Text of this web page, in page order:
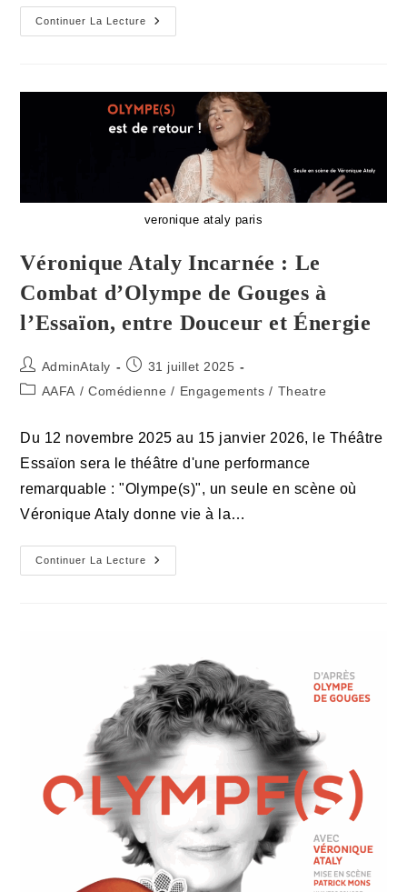
Continuer La Lecture
Revue
De
Beaux
Mots
!
veronique ataly paris
Véronique Ataly Incarnée : Le
Combat d’Olympe de Gouges à
l’Essaïon, entre Douceur et Énergie
Auteur/autrice
de
AdminAtaly
Publication
publiée :
31 juillet 2025
PostAAFA / Comédienne / Engagements / Theatre
Du 12 novembre 2025 au 15 janvier 2026, le Théâtre
Essaïon sera le théâtre d'une performance
remarquable : "Olympe(s)", un seule en scène où
Véronique Ataly donne vie à la…
Continuer La Lecture
Véronique
Ataly
Gouges
À
L’Essaïon,
Entre
Douceur
Et
Énergie